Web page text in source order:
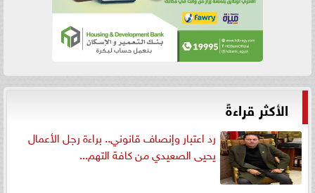
الأكثر قراءةً
رد اعتبار وإنصاف قانوني.. براءة رجل الأعمال
يحيى الصعيدي من كافة التهم...